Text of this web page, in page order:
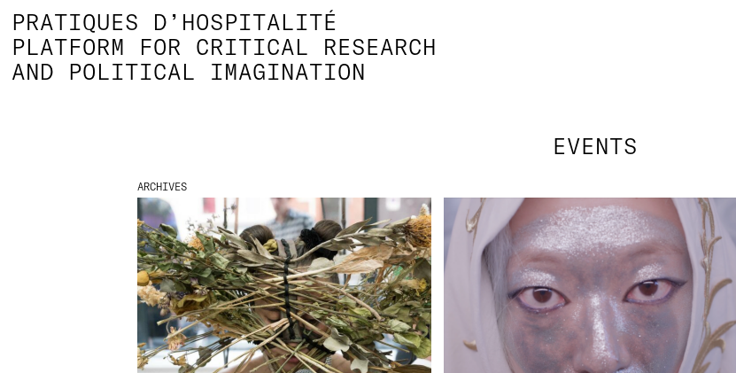
PRATIQUES D’HOSPITALITÉ
PLATFORM FOR CRITICAL RESEARCH
AND POLITICAL IMAGINATION
EVENTS
ARCHIVES